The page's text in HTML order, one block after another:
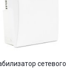
сетевого